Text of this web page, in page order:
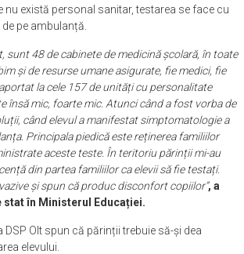
nu există personal sanitar, testarea se face cu
pe ambulanță.
sunt 48 de cabinete de medicină școlară, în toate
și de resurse umane asigurate, fie medici, fie
la cele 157 de unități cu personalitate
însă mic, foarte mic. Atunci când a fost vorba de
când elevul a manifestat simptomatologie a
Principala piedică este reținerea familiilor
aceste teste. În teritoriu părinții mi-au
din partea familiilor ca elevii să fie testați.
și spun că produc disconfort copiilor”, a
stat în Ministerul Educației.
DSP Olt spun că părinții trebuie să-și dea
elevului.